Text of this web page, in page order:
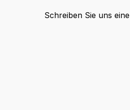
Schreiben Sie uns eine